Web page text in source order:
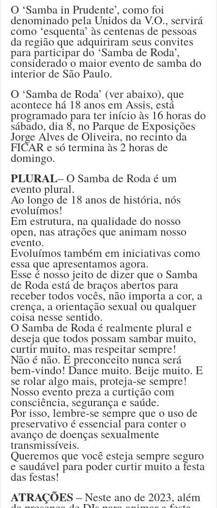
O ‘Samba in Prudente’, como foi
denominado pela Unidos da V.O., servirá
como ‘esquenta’ às centenas de pessoas
da região que adquiriram seus convites
para participar do ‘Samba de Roda’,
considerado o maior evento de samba do
interior de São Paulo.
O ‘Samba de Roda’ (ver abaixo), que
acontece há 18 anos em Assis, está
programado para ter início às 16 horas do
sábado, dia 8, no Parque de Exposições
Jorge Alves de Oliveira, no recinto da
FICAR e só termina às 2 horas de
domingo.
PLURAL– O Samba de Roda é um
evento plural.
Ao longo de 18 anos de história, nós
evoluímos!
Em estrutura, na qualidade do nosso
open, nas atrações que animam nosso
evento.
Evoluímos também em iniciativas como
essa que apresentamos agora.
Esse é nosso jeito de dizer que o Samba
de Roda está de braços abertos para
receber todos vocês, não importa a cor, a
crença, a orientação sexual ou qualquer
coisa nesse sentido.
O Samba de Roda é realmente plural e
deseja que todos possam sambar muito,
curtir muito, mas respeitar sempre!
Não é não. E preconceito nunca será
bem-vindo! Dance muito. Beije muito. E
se rolar algo mais, proteja-se sempre!
Nosso evento preza a curtição com
consciência, segurança e saúde.
Por isso, lembre-se sempre que o uso de
preservativo é essencial para conter o
avanço de doenças sexualmente
transmissíveis.
Queremos que você esteja sempre seguro
e saudável para poder curtir muito a festa
das festas!
ATRAÇÕES– Neste ano de 2023, além